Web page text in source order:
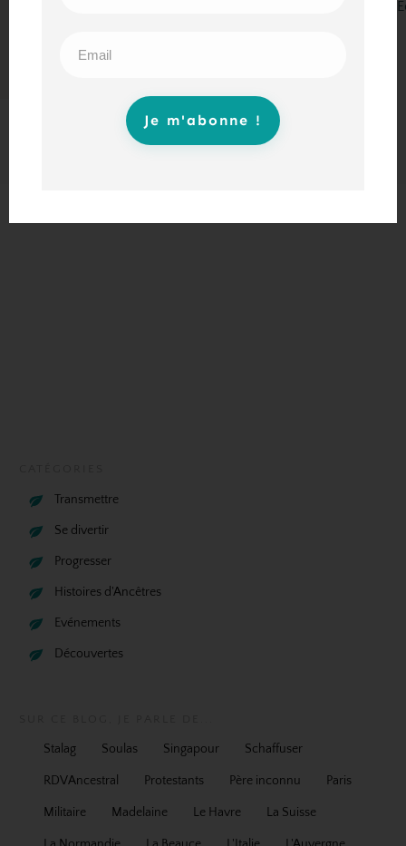
Transmettre
Se divertir
Progresser
Histoires d'Ancêtres
Evénements
Découvertes
Stalag Soulas Singapour Schaffuser
RDVAncestral Protestants Père inconnu Paris
Militaire Madelaine Le Havre La Suisse
Je m'abonne !